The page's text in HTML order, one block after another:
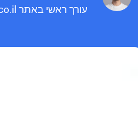
עורך ראשי באתר adops.co.il